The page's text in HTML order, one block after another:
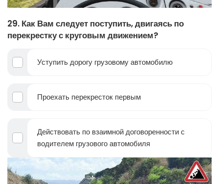
29. Как Вам следует поступить, двигаясь по
перекрестку с круговым движением?
Уступить дорогу грузовому автомобилю
Проехать перекресток первым
Действовать по взаимной договоренности с
водителем грузового автомобиля